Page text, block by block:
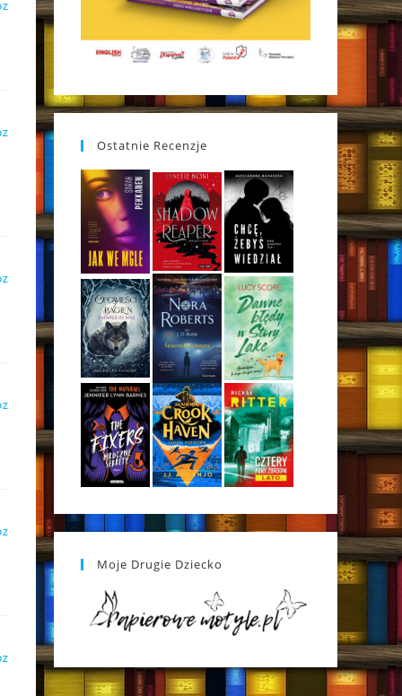
Ostatnie Recenzje
Moje Drugie Dziecko